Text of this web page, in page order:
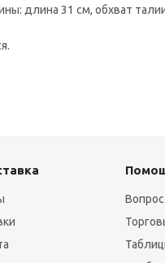
длина 31 см, обхват